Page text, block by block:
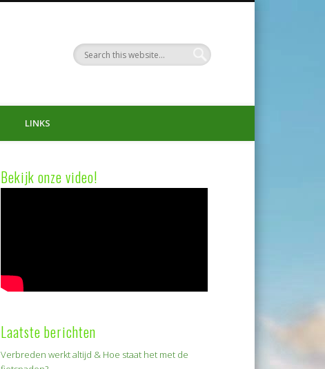
LINKS
Bekijk onze video!
Laatste berichten
Verbreden werkt altijd & Hoe staat het met de